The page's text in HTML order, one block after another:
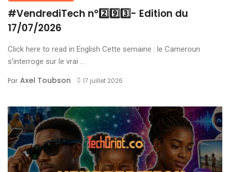
#VendrediTech n°2️⃣9️⃣3️⃣- Edition du
17/07/2026
Click here to read in English Cette semaine : le Cameroun
s’interroge sur le vrai ...
Par Axel Toubson 17 juillet 2026